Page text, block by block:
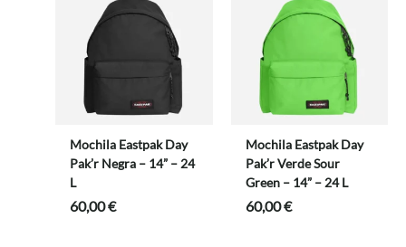
Mochila Eastpak Day
Pak’r Negra – 14” – 24
L
60,00€
Mochila Eastpak Day
Pak’r Verde Sour
Green – 14” – 24 L
60,00€